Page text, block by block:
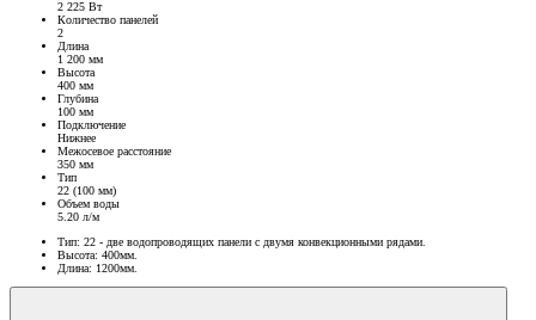
2 225 Вт
Количество панелей
2
Длина
1 200 мм
Высота
400 мм
Глубина
100 мм
Подключение
Нижнее
Межосевое расстояние
350 мм
Тип
22 (100 мм)
Объем воды
5.20 л/м
Тип: 22 - две водопроводящих панели с двумя конвекционными рядами.
Высота: 400мм.
Длина: 1200мм.